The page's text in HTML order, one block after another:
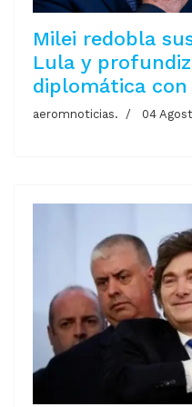
Milei redobla
Lula y
diplomática con
aeromnoticias. 04